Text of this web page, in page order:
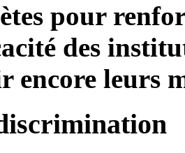
pour
des
encore leurs